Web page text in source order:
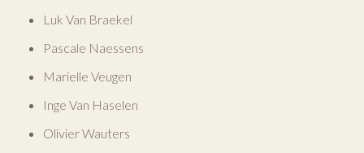
Luk Van Braekel
Pascale Naessens
Marielle Veugen
Inge Van Haselen
Olivier Wauters